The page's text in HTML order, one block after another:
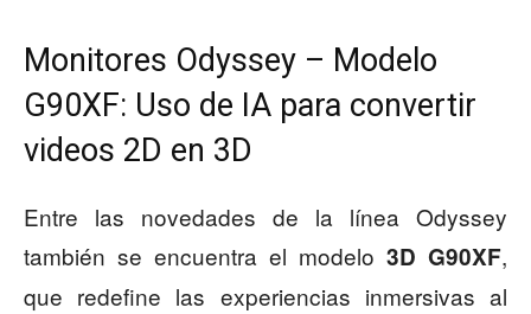
Monitores Odyssey – Modelo
G90XF: Uso de IA para convertir
videos 2D en 3D
Entre las novedades de la línea Odyssey
también se encuentra el modelo 3D G90XF,
que redefine las experiencias inmersivas al